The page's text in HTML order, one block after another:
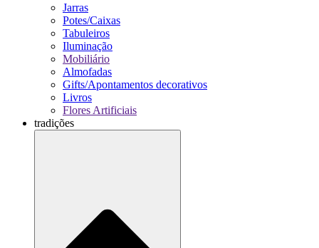
Jarras
Potes/Caixas
Tabuleiros
Iluminação
Mobiliário
Almofadas
Gifts/Apontamentos decorativos
Livros
Flores Artificiais
tradições